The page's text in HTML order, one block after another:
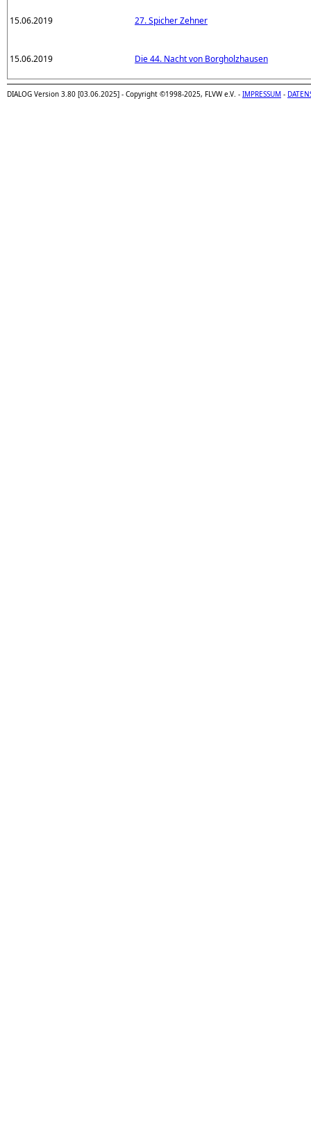
15.06.2019 27. Spicher Zehner
15.06.2019 Die 44. Nacht von Borgholzhausen
DIALOG Version 3.80 [03.06.2025] - Copyright ©1998-2025, FLVW e.V. - IMPRESSUM -